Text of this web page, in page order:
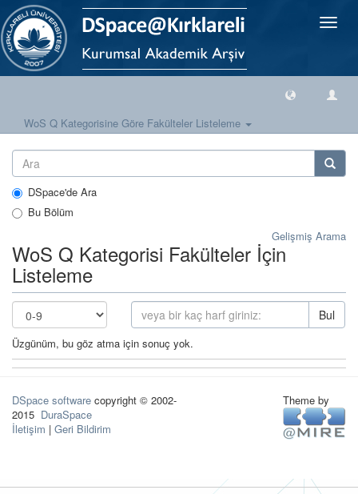
Geçiş
WoS Q Kategorisine Göre Fakülteler Listeleme
DSpace'de Ara
Bu Bölüm
Gelişmiş Arama
WoS Q Kategorisi Fakülteler İçin
Listeleme
Bul
Üzgünüm, bu göz atma için sonuç yok.
DSpace software copyright © 2002-
2015 DuraSpace
İletişim | Geri Bildirim
Theme by